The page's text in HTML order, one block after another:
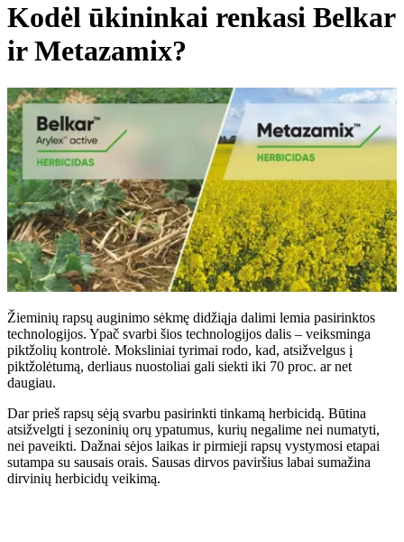
Kodėl ūkininkai renkasi Belkar
ir Metazamix?
Žieminių rapsų auginimo sėkmę didžiąja dalimi lemia pasirinktos
technologijos. Ypač svarbi šios technologijos dalis – veiksminga
piktžolių kontrolė. Moksliniai tyrimai rodo, kad, atsižvelgus į
piktžolėtumą, derliaus nuostoliai gali siekti iki 70 proc. ar net
daugiau.
Dar prieš rapsų sėją svarbu pasirinkti tinkamą herbicidą. Būtina
atsižvelgti į sezoninių orų ypatumus, kurių negalime nei numatyti,
nei paveikti. Dažnai sėjos laikas ir pirmieji rapsų vystymosi etapai
sutampa su sausais orais. Sausas dirvos paviršius labai sumažina
dirvinių herbicidų veikimą.